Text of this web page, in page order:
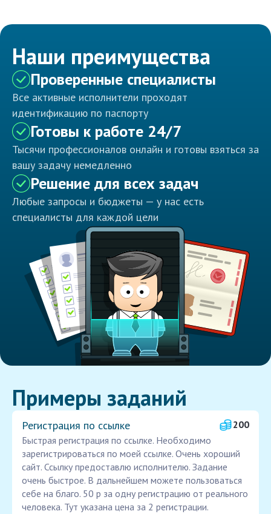
Наши преимущества
Проверенные специалисты
Все активные исполнители проходят
идентификацию по паспорту
Готовы к работе 24/7
Тысячи профессионалов онлайн и готовы взяться за
вашу задачу немедленно
Решение для всех задач
Любые запросы и бюджеты — у нас есть
специалисты для каждой цели
Примеры заданий
Регистрация по ссылке
200
Быстрая регистрация по ссылке. Необходимо
зарегистрироваться по моей ссылке. Очень хороший
сайт. Ссылку предоставлю исполнителю. Задание
очень быстрое. В дальнейшем можете пользоваться
себе на благо. 50 р за одну регистрацию от реального
человека. Тут указана цена за 2 регистрации.